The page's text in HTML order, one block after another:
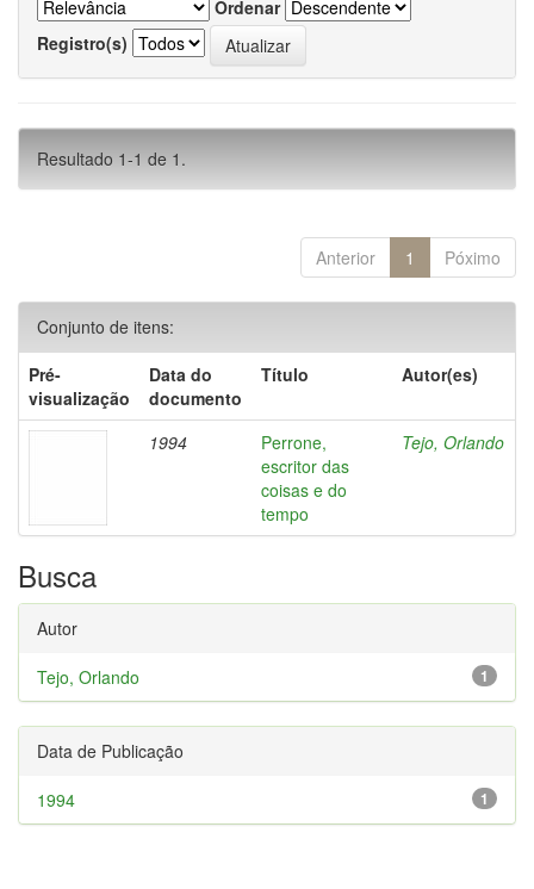
Ordenar
Registro(s)
Resultado 1-1 de 1.
Anterior 1 Póximo
Conjunto de itens:
Pré-
visualização
Data do
documento
Título Autor(es)
1994
Perrone,
escritor das
coisas e do
tempo
Tejo, Orlando
Busca
Autor
1
Tejo, Orlando
Data de Publicação
1
1994